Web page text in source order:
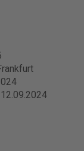
12.09.2024